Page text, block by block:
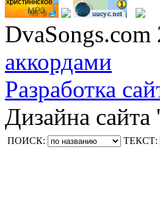
аккордами
Разработка
Дизайна
ПОИСК: ТЕКСТ: